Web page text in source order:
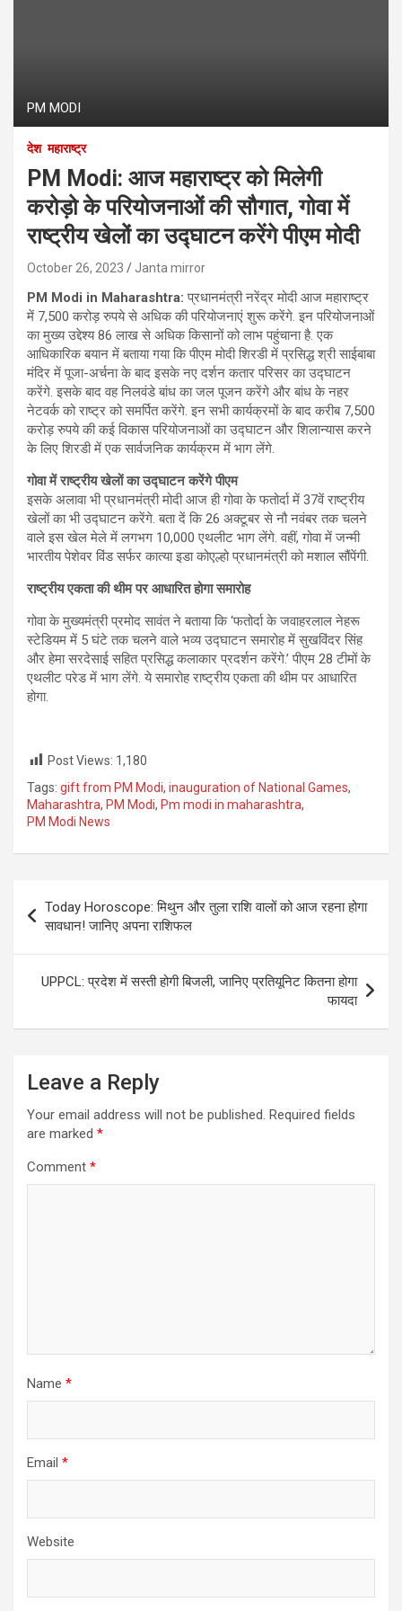
PM MODI
देश महाराष्ट्र
PM Modi: आज महाराष्ट्र को मिलेगी
करोड़ो के परियोजनाओं की सौगात, गोवा में
राष्ट्रीय खेलों का उद्घाटन करेंगे पीएम मोदी
October 26, 2023 Janta mirror
PM Modi in Maharashtra: प्रधानमंत्री नरेंद्र मोदी आज महाराष्ट्र
में 7,500 करोड़ रुपये से अधिक की परियोजनाएं शुरू करेंगे. इन परियोजनाओं
का मुख्‍य उद्देश्‍य 86 लाख से अधिक किसानों को लाभ पहुंचाना है. एक
आधिकारिक बयान में बताया गया कि पीएम मोदी शिरडी में प्रसिद्ध श्री साईबाबा
मंदिर में पूजा-अर्चना के बाद इसके नए दर्शन कतार परिसर का उद्घाटन
करेंगे. इसके बाद वह निलवंडे बांध का जल पूजन करेंगे और बांध के नहर
नेटवर्क को राष्ट्र को समर्पित करेंगे. इन सभी कार्यक्रमों के बाद करीब 7,500
करोड़ रुपये की कई विकास परियोजनाओं का उद्घाटन और शिलान्यास करने
के लिए शिरडी में एक सार्वजनिक कार्यक्रम में भाग लेंगे.
गोवा में राष्ट्रीय खेलों का उद्घाटनकरेंगे पीएम
इसके अलावा भी प्रधानमंत्री मोदी आज ही गोवा के फतोर्दा में 37वें राष्ट्रीय
खेलों का भी उद्घाटन करेंगे. बता दें कि 26 अक्टूबर से नौ नवंबर तक चलने
वाले इस खेल मेले में लगभग 10,000 एथलीट भाग लेंगे. वहीं, गोवा में जन्मी
भारतीय पेशेवर विंड सर्फर कात्या इडा कोएल्हो प्रधानमंत्री को मशाल सौंपेंगी.
राष्ट्रीय एकता की थीम परआधारित होगा समारोह
गोवा के मुख्यमंत्री प्रमोद सावंत ने बताया कि ‘फतोर्दा के जवाहरलाल नेहरू
स्टेडियम में 5 घंटे तक चलने वाले भव्य उद्घाटन समारोह में सुखविंदर सिंह
और हेमा सरदेसाई सहित प्रसिद्ध कलाकार प्रदर्शन करेंगे.’ पीएम 28 टीमों के
एथलीट परेड में भाग लेंगे. ये समारोह राष्ट्रीय एकता की थीम पर आधारित
होगा.
Post Views: 1,180
Tags: gift from PM Modi, inauguration of National Games,
Maharashtra, PM Modi, Pm modi in maharashtra,
PM Modi News
navigation
Today Horoscope: मिथुन और तुला राशि वालों को आज रहना होगा
सावधान! जानिए अपना राशिफल
UPPCL: प्रदेश में सस्ती होगी बिजली, जानिए प्रतियूनिट कितना होगा
फायदा
Leave a Reply
Your email address will not be published. Required fields
are marked *
Comment *
Name *
Email *
Website